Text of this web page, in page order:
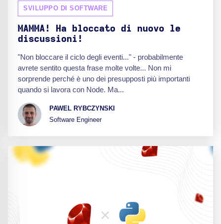
SVILUPPO DI SOFTWARE
MAMMA! Ha bloccato di nuovo le
discussioni!
"Non bloccare il ciclo degli eventi..." - probabilmente
avrete sentito questa frase molte volte... Non mi
sorprende perché è uno dei presupposti più importanti
quando si lavora con Node. Ma...
PAWEL RYBCZYNSKI
Software Engineer